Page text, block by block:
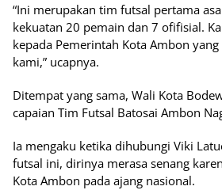
“Ini merupakan tim futsal pertama
kekuatan 20 pemain dan 7 ofifisial.
kepada Pemerintah Kota Ambon
kami,” ucapnya.
Ditempat yang sama, Wali Kota
capaian Tim Futsal Batosai Ambon
Ia mengaku ketika dihubungi Viki
futsal ini, dirinya merasa senang
Kota Ambon pada ajang nasional.